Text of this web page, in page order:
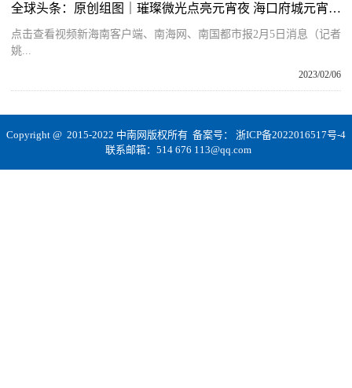
全球头条：原创组图｜璀璨微光点亮元宵夜 海口府城元宵换花节热闹非凡
点击查看视频新海南客户端、南海网、南国都市报2月5日消息（记者
姚...
2023/02/06
Copyright @ 2015-2022 中南网版权所有 备案号： 浙ICP备2022016517号-4
联系邮箱：514 676 113@qq.com